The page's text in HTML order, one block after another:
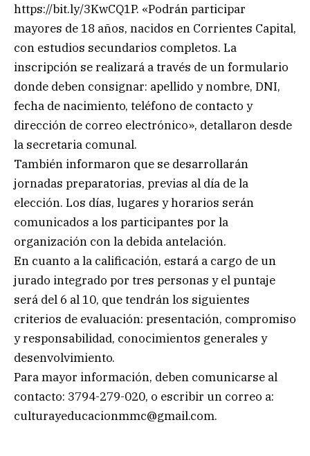
https://bit.ly/3KwCQ1P. «Podrán participar
mayores de 18 años, nacidos en Corrientes Capital,
con estudios secundarios completos. La
inscripción se realizará a través de un formulario
donde deben consignar: apellido y nombre, DNI,
fecha de nacimiento, teléfono de contacto y
dirección de correo electrónico», detallaron desde
la secretaria comunal.
También informaron que se desarrollarán
jornadas preparatorias, previas al día de la
elección. Los días, lugares y horarios serán
comunicados a los participantes por la
organización con la debida antelación.
En cuanto a la calificación, estará a cargo de un
jurado integrado por tres personas y el puntaje
será del 6 al 10, que tendrán los siguientes
criterios de evaluación: presentación, compromiso
y responsabilidad, conocimientos generales y
desenvolvimiento.
Para mayor información, deben comunicarse al
contacto: 3794-279-020, o escribir un correo a:
culturayeducacionmmc@gmail.com.